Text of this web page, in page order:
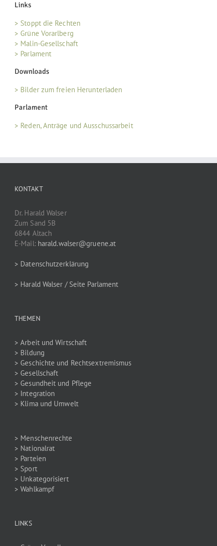
Links
> Stoppt die Rechten
> Grüne Vorarlberg
> Malin-Gesellschaft
> Parlament
Downloads
> Bilder zum freien Herunterladen
Parlament
> Reden, Anträge und Ausschussarbeit
KONTAKT
Dr. Harald Walser
Zum Sand 5B
6844 Altach
E-Mail: harald.walser@gruene.at
> Datenschutzerklärung
> Harald Walser / Seite Parlament
THEMEN
> Arbeit und Wirtschaft
> Bildung
> Geschichte und Rechtsextremismus
> Gesellschaft
> Gesundheit und Pflege
> Integration
> Klima und Umwelt
> Menschenrechte
> Nationalrat
> Parteien
> Sport
> Unkategorisiert
> Wahlkampf
LINKS